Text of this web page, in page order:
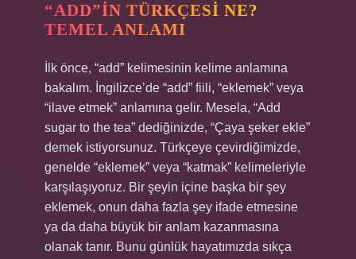
“ADD”IN TÜRKÇESI NE?
TEMEL ANLAMI
İlk önce, “add” kelimesinin kelime anlamına
bakalım. İngilizce’de “add” fiili, “eklemek” veya
“ilave etmek” anlamına gelir. Mesela, “Add
sugar to the tea” dediğinizde, “Çaya şeker ekle”
demek istiyorsunuz. Türkçeye çevirdiğimizde,
genelde “eklemek” veya “katmak” kelimeleriyle
karşılaşıyoruz. Bir şeyin içine başka bir şey
eklemek, onun daha fazla şey ifade etmesine
ya da daha büyük bir anlam kazanmasına
olanak tanır. Bunu günlük hayatımızda sıkça